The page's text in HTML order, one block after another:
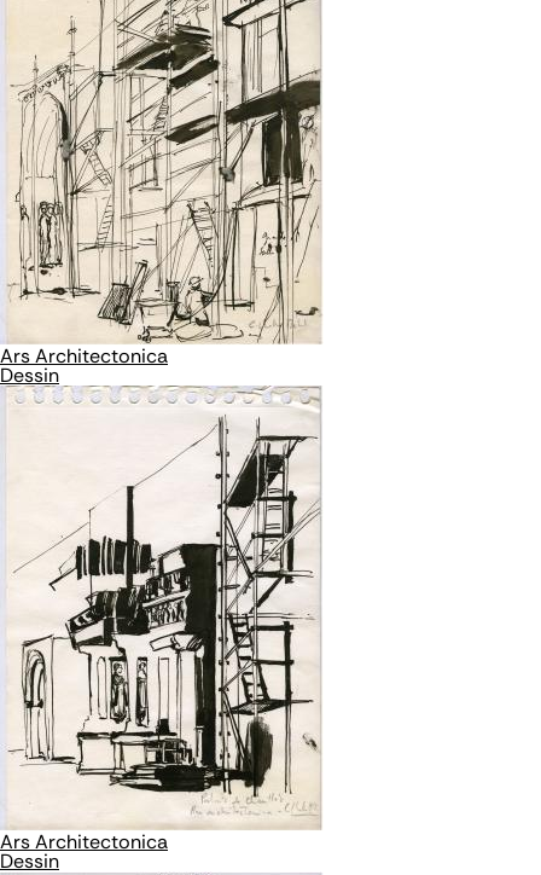
Ars Architectonica
Dessin
Ars Architectonica
Dessin